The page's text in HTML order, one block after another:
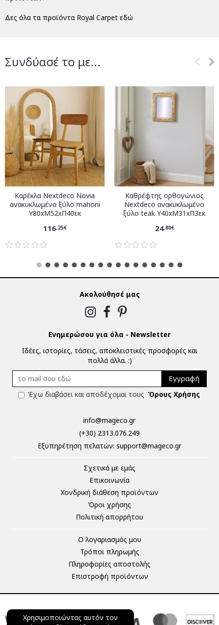
Δες όλα τα προϊόντα Royal Carpet εδώ
Συνδύασέ το με...
Καρέκλα Nextdeco Novia
ανακυκλωμένο ξύλο mahoni
Υ80xM52xΠ40εκ
116,25€
Καθρέφτης ορθογώνιος
Nextdeco ανακυκλωμένο
ξύλο teak Υ40xM31xΠ3εκ
24,80€
Χρησιμοποιώντας αυτόν τον
Ακολούθησέ μας
Ενημερώσου για όλα - Newsletter
Ιδέες, ιστορίες, τάσεις, αποκλειστικές προσφορές και
πολλά άλλα. :)
Εγγραφή
Έχω διαβάσει και αποδέχομαι τους Όρους Χρήσης
info@mageco.gr
(+30) 2313.076.249
Eξυπηρέτηση πελατών: support@mageco.gr
Σχετικά με εμάς
Επικοινωνία
Χονδρική διάθεση προϊόντων
Όροι χρήσης
Πολιτική απορρήτου
Ο λογαριασμός μου
Τρόποι πληρωμής
Πληροφορίες αποστολής
Επιστροφή προϊόντων